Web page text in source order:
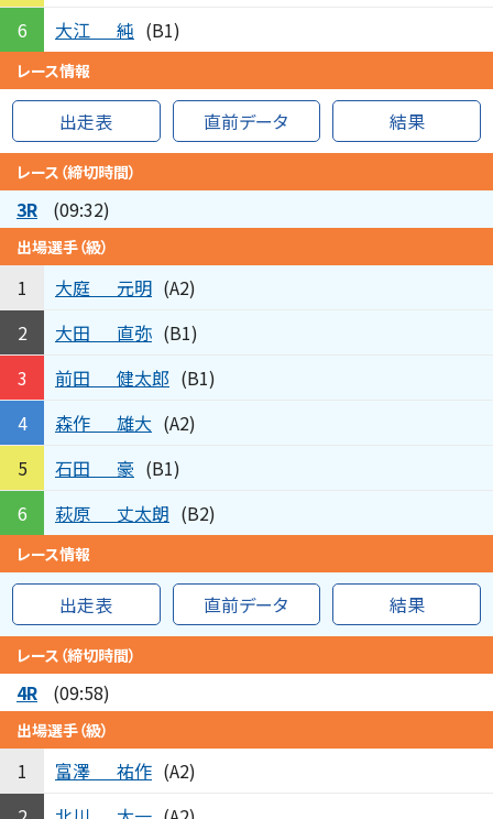
6
大江 純 (B1)
レース情報
出走表 直前データ 結果
レース（締切時間）
3R (09:32)
出場選手（級）
1 大庭 元明 (A2)
2
大田 直弥 (B1)
3
前田 健太郎 (B1)
4
森作 雄大 (A2)
5
石田 豪 (B1)
6
萩原 丈太朗 (B2)
レース情報
出走表 直前データ 結果
レース（締切時間）
4R (09:58)
出場選手（級）
1 富澤 祐作 (A2)